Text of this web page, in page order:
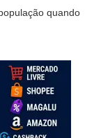
quando